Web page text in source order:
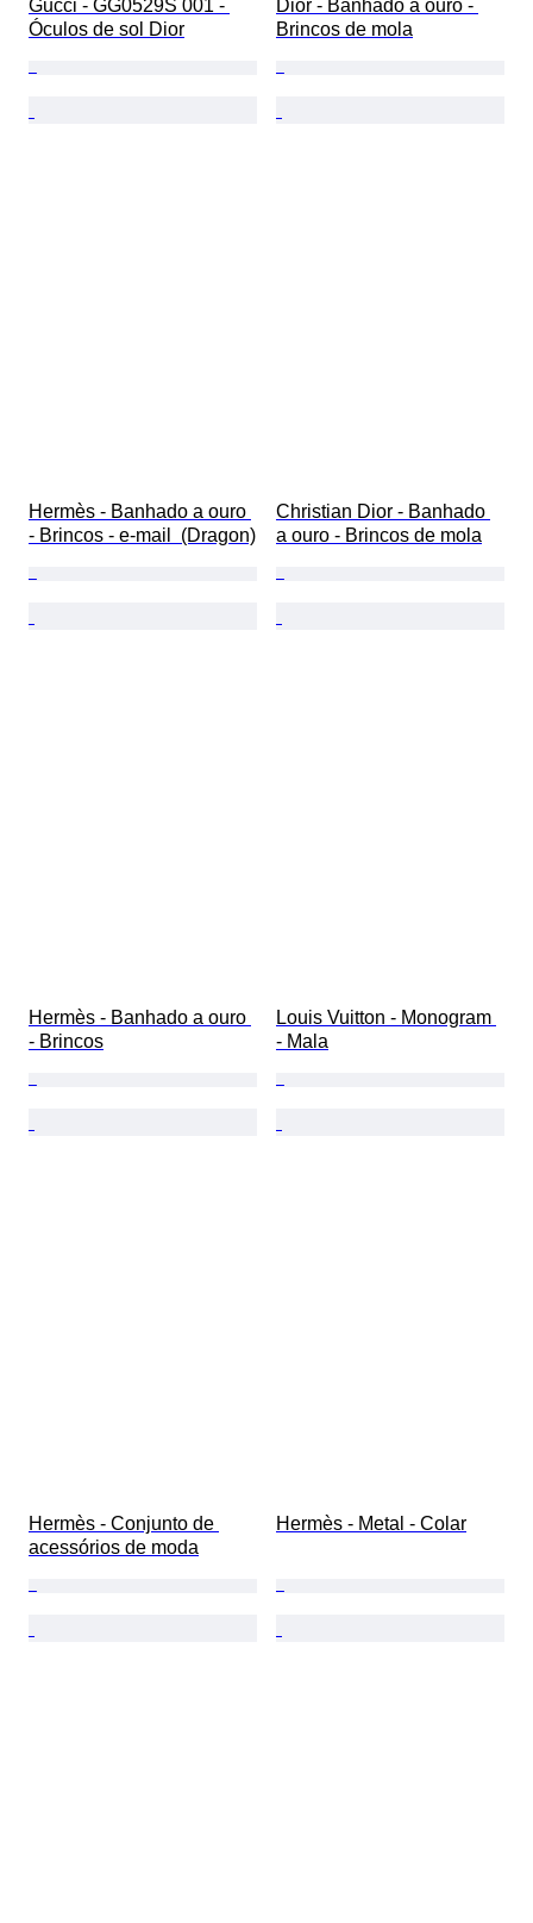
Gucci - GG0529S 001 -
Óculos de sol Dior
Dior - Banhado a ouro -
Brincos de mola
Hermès - Banhado a ouro
- Brincos - e-mail  (Dragon)
Christian Dior - Banhado
a ouro - Brincos de mola
Hermès - Banhado a ouro
- Brincos
Louis Vuitton - Monogram
- Mala
Hermès - Conjunto de
acessórios de moda
Hermès - Metal - Colar